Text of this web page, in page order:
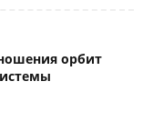
орбит